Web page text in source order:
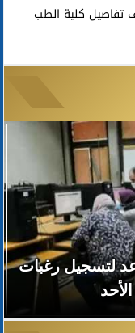
كلية الطب
آخر موعد لتسجيل رغبات